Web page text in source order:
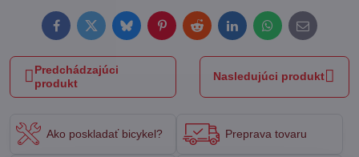
FacebookTwitterBlueskyPinterestRedditLinkedInWhatsApp
E-
mail
Predchádzajúci
produkt
Nasledujúci produkt
Ako poskladať bicykel? Preprava tovaru